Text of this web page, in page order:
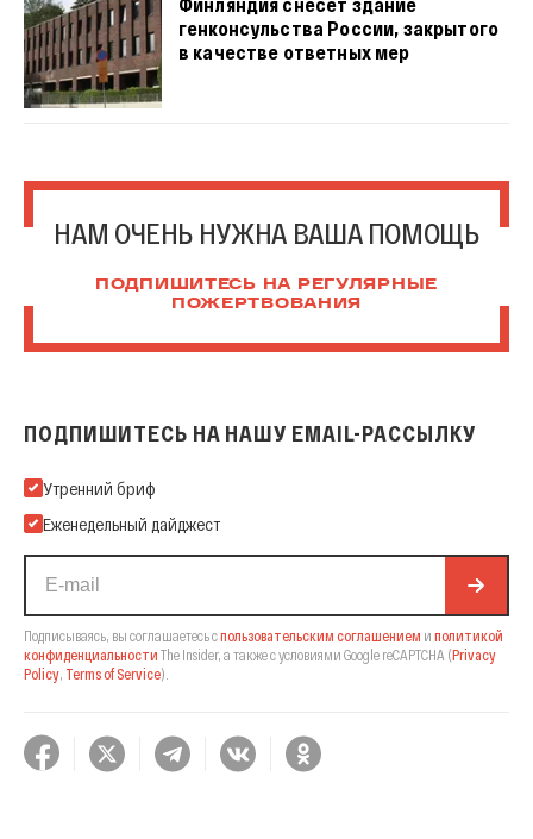
Финляндия снесет здание
генконсульства России, закрытого
в качестве ответных мер
НАМ ОЧЕНЬ НУЖНА ВАША ПОМОЩЬ
ПОДПИШИТЕСЬ НА РЕГУЛЯРНЫЕ
ПОЖЕРТВОВАНИЯ
ПОДПИШИТЕСЬ НА НАШУ EMAIL-РАССЫЛКУ
Подпишитесь на нашу Email-рассылку
Утренний бриф
Еженедельный дайджест
Подписываясь, вы соглашаетесь спользовательским соглашением и политикой
конфиденциальности The Insider, а также с условиями Google reCAPTCHA (Privacy
Policy, Terms of Service).